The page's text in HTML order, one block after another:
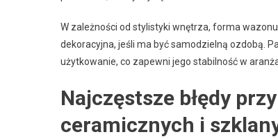
W zależności od stylistyki wnętrza, forma
dekoracyjna, jeśli ma być samodzielną ozdobą.
użytkowanie, co zapewni jego stabilność w
Najczęstsze błędy
ceramicznych i